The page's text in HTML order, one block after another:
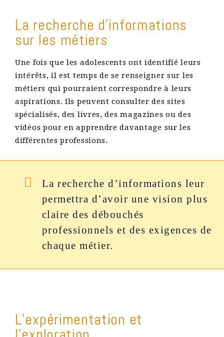
La recherche d’informations
sur les métiers
Une fois que les adolescents ont identifié leurs
intérêts, il est temps de se renseigner sur les
métiers qui pourraient correspondre à leurs
aspirations. Ils peuvent consulter des sites
spécialisés, des livres, des magazines ou des
vidéos pour en apprendre davantage sur les
différentes professions.
La recherche d’informations leur
permettra d’avoir une vision plus
claire des débouchés
professionnels et des exigences de
chaque métier.
L’expérimentation et